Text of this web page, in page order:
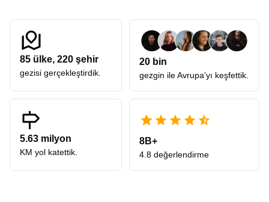
85 ülke, 220 şehir
gezisi gerçekleştirdik.
20 bin
gezgin ile Avrupa’yı keşfettik.
5.63 milyon
KM yol katettik.
8B+
4.8 değerlendirme